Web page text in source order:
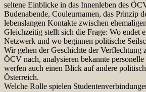
seltene Einblicke in das Innenleben des
Budenabende, Couleurnamen, das Prinzip
lebenslangen Kontakte zwischen
Gleichzeitig stellt sich die Frage: Wo endet
Netzwerk und wo beginnen politische
Wir gehen der Geschichte der Verflechtung
ÖCV nach, analysieren bekannte
werfen auch einen Blick auf andere
Österreich.
Welche Rolle spielen